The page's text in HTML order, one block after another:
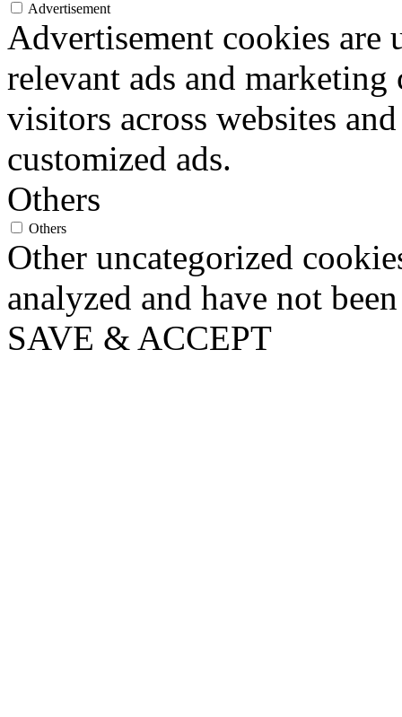
Advertisement
Advertisement cookies
relevant ads and marketing
visitors across websites
customized ads.
Others
Others
Other uncategorized
analyzed and have not
SAVE & ACCEPT